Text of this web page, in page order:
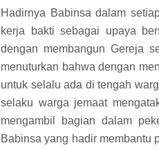
Hadirnya Babinsa dalam
kerja bakti sebagai upaya
dengan membangun Gereja
menuturkan bahwa dengan
untuk selalu ada di tengah
selaku warga jemaat
mengambil bagian dalam
Babinsa yang hadir membantu